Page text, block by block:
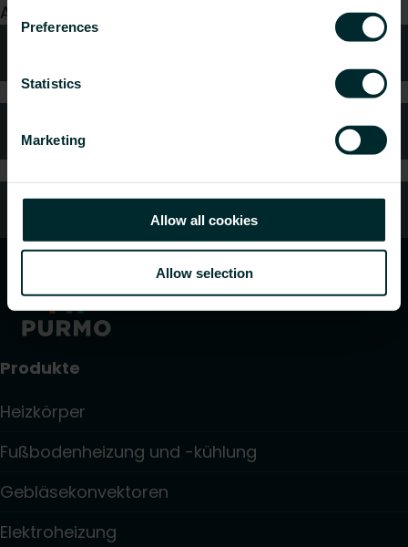
Preferences
Statistics
Marketing
Allow all cookies
Allow selection
Anliegen.
Häufig gestellte Fragen
Produkte
Heizkörper
Fußbodenheizung und -kühlung
Gebläsekonvektoren
Elektroheizung